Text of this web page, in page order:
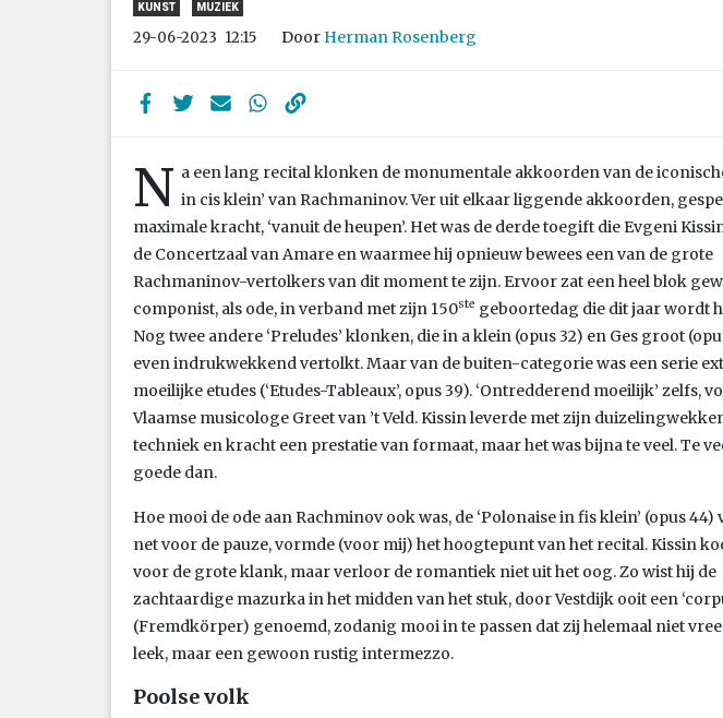
KUNST MUZIEK
29-06-2023 12:15 Door Herman Rosenberg
N a een lang recital klonken de monumentale akkoorden van de
in cis klein’ van Rachmaninov. Ver uit elkaar liggende akkoorden,
maximale kracht, ‘vanuit de heupen’. Het was de derde toegift die Evgeni
de Concertzaal van Amare en waarmee hij opnieuw bewees een van de grote
Rachmaninov-vertolkers van dit moment te zijn. Ervoor zat een heel blok
componist, als ode, in verband met zijn 150ste geboortedag die dit jaar wordt
Nog twee andere ‘Preludes’ klonken, die in a klein (opus 32) en Ges groot
even indrukwekkend vertolkt. Maar van de buiten-categorie was een serie
moeilijke etudes (‘Etudes-Tableaux’, opus 39). ‘Ontredderend moeilijk’ zelfs,
Vlaamse musicologe Greet van ’t Veld. Kissin leverde met zijn
techniek en kracht een prestatie van formaat, maar het was bijna te veel. Te
goede dan.
Hoe mooi de ode aan Rachminov ook was, de ‘Polonaise in fis klein’ (opus 44)
net voor de pauze, vormde (voor mij) het hoogtepunt van het recital. Kissin
voor de grote klank, maar verloor de romantiek niet uit het oog. Zo wist hij de
zachtaardige mazurka in het midden van het stuk, door Vestdijk ooit een
(Fremdkörper) genoemd, zodanig mooi in te passen dat zij helemaal niet
leek, maar een gewoon rustig intermezzo.
Poolse volk